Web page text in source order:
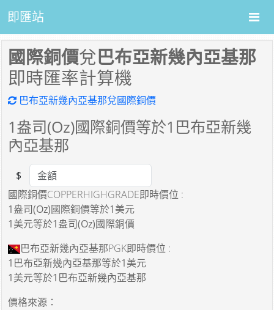
即匯站
國際銅價兌巴布亞新幾內亞基那
即時匯率計算機
巴布亞新幾內亞基那兌國際銅價
1盎司(Oz)國際銅價等於1 巴布亞新幾
內亞基那
Amount
$
國際銅價COPPERHIGHGRADE即時價位 :
1盎司(Oz)國際銅價等於1美元
1美元等於1盎司(Oz)國際銅價
巴布亞新幾內亞基那PGK即時價位 :
1巴布亞新幾內亞基那等於1美元
1美元等於1巴布亞新幾內亞基那
價格來源：